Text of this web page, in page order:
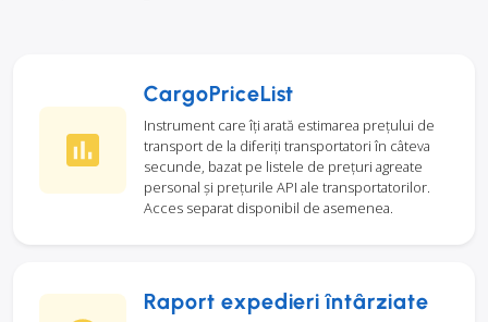
CargoPriceList
Instrument care îți arată estimarea prețului de
transport de la diferiți transportatori în câteva
secunde, bazat pe listele de prețuri agreate
personal și prețurile API ale transportatorilor.
Acces separat disponibil de asemenea.
Raport expedieri întârziate